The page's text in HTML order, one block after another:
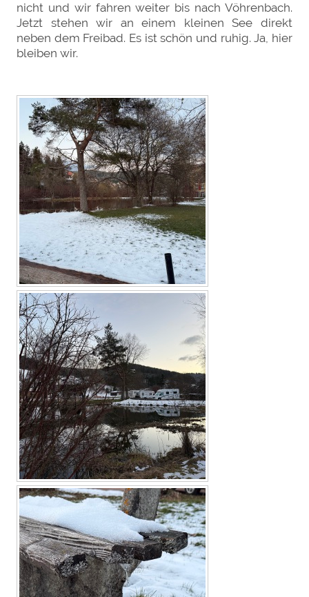
nicht und wir fahren weiter bis nach Vöhrenbach.
Jetzt stehen wir an einem kleinen See direkt
neben dem Freibad. Es ist schön und ruhig. Ja, hier
bleiben wir.